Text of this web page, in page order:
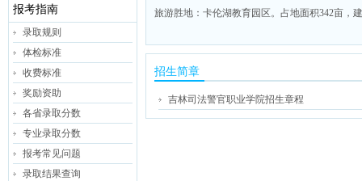
报考指南
录取规则
体检标准
收费标准
奖励资助
各省录取分数
专业录取分数
报考常见问题
录取结果查询
旅游胜地：卡伦湖教育园区。占地面积342亩，
招生简章
吉林司法警官职业学院招生章程